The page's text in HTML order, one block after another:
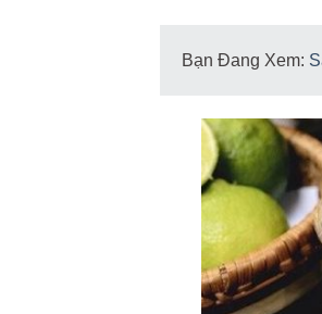
Bạn Đang Xem: